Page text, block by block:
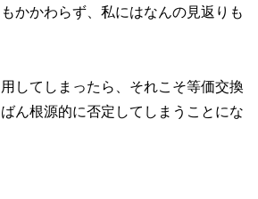
かかわらず、私にはなんの見返りも
してしまったら、それこそ等価交換
ん根源的に否定してしまうことにな